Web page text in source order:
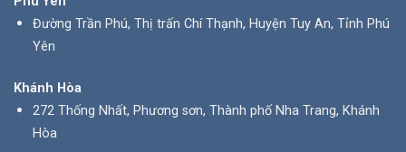
Đường Trần Phú, Thị trấn Chí Thạnh, Huyện Tuy An, Tỉnh Phú
Yên
Khánh Hòa
272 Thống Nhất, Phương sơn, Thành phố Nha Trang, Khánh
Hòa